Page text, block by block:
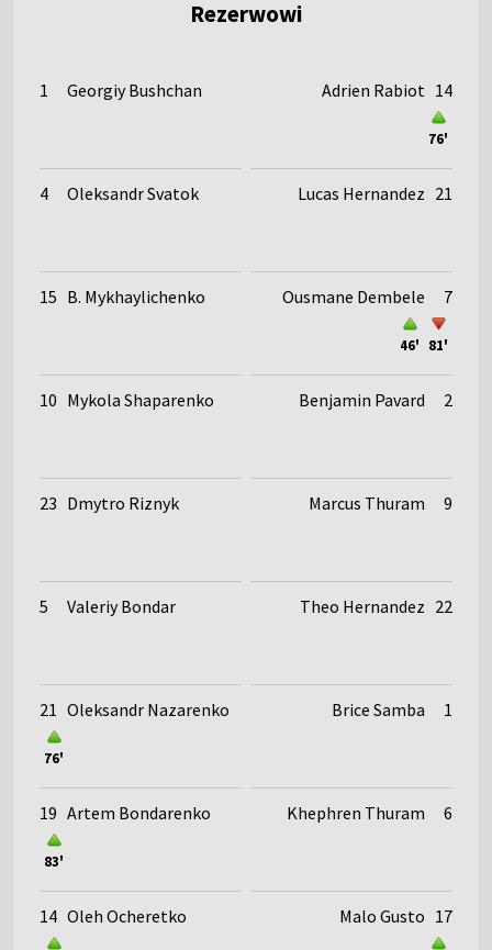
Rezerwowi
1 Georgiy Bushchan
4 Oleksandr Svatok
15 B. Mykhaylichenko
10 Mykola Shaparenko
23 Dmytro Riznyk
5 Valeriy Bondar
21 Oleksandr Nazarenko
76'
19 Artem Bondarenko
83'
14 Oleh Ocheretko
76'
Adrien Rabiot 14
Lucas Hernandez 21
46' 81'
Ousmane Dembele 7
Benjamin Pavard 2
Marcus Thuram 9
Theo Hernandez 22
Brice Samba 1
Khephren Thuram 6
Malo Gusto 17